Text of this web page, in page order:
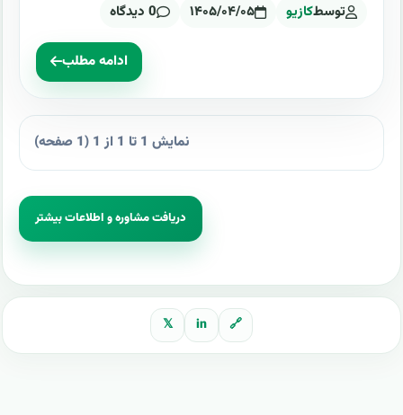
توسطکازیو ۱۴۰۵/۰۴/۰۵ 0 دیدگاه
ادامه مطلب
نمایش 1 تا 1 از 1 (1 صفحه)
دریافت مشاوره و اطلاعات بیشتر
🔗
in
𝕏